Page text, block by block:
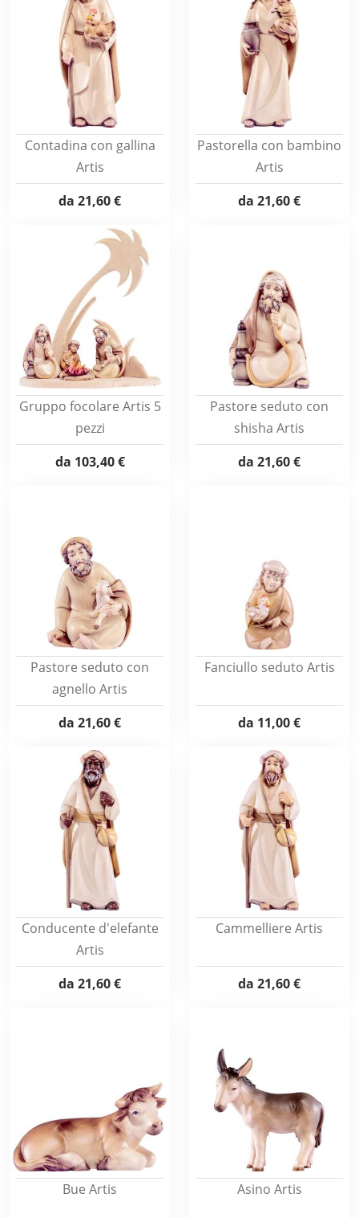
Contadina con gallina
Artis
da 21,60 €
Pastorella con bambino
Artis
da 21,60 €
Gruppo focolare Artis 5
pezzi
da 103,40 €
Pastore seduto con
shisha Artis
da 21,60 €
Pastore seduto con
agnello Artis
da 21,60 €
Fanciullo seduto Artis
da 11,00 €
Conducente d'elefante
Artis
da 21,60 €
Cammelliere Artis
da 21,60 €
Bue Artis Asino Artis